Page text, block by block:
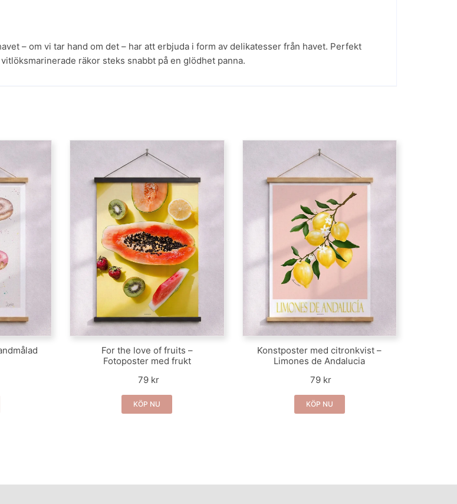
– om vi tar hand om det – har att erbjuda i form av delikatesser från havet. Perfekt
räkor steks snabbt på en glödhet panna.
For the love of fruits –
Fotoposter med frukt
79 kr
KÖP NU
Konstposter med citronkvist –
Limones de Andalucia
79 kr
KÖP NU